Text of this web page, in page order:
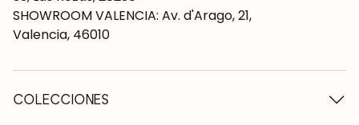
SHOWROOM VALENCIA: Av. d'Arago, 21,
Valencia, 46010
COLECCIONES